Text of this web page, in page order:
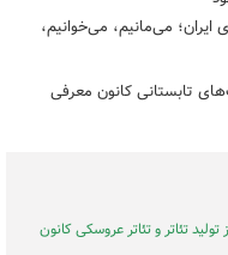
ایران؛ می‌مانیم، می‌خوانیم،
تابستانی کانون معرفی
تولید تئاتر و تئاتر عروسکی کانون